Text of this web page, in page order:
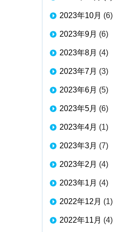
2023年10月 (6)
2023年9月 (6)
2023年8月 (4)
2023年7月 (3)
2023年6月 (5)
2023年5月 (6)
2023年4月 (1)
2023年3月 (7)
2023年2月 (4)
2023年1月 (4)
2022年12月 (1)
2022年11月 (4)